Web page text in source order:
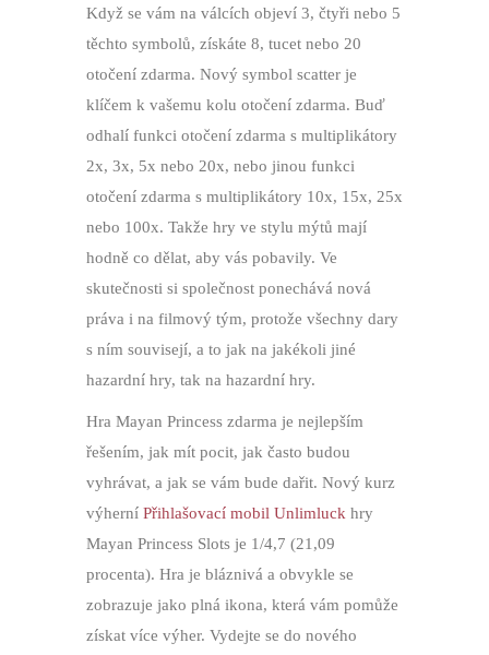
Když se vám na válcích objeví 3, čtyři nebo 5
těchto symbolů, získáte 8, tucet nebo 20
otočení zdarma. Nový symbol scatter je
klíčem k vašemu kolu otočení zdarma. Buď
odhalí funkci otočení zdarma s multiplikátory
2x, 3x, 5x nebo 20x, nebo jinou funkci
otočení zdarma s multiplikátory 10x, 15x, 25x
nebo 100x. Takže hry ve stylu mýtů mají
hodně co dělat, aby vás pobavily. Ve
skutečnosti si společnost ponechává nová
práva i na filmový tým, protože všechny dary
s ním souvisejí, a to jak na jakékoli jiné
hazardní hry, tak na hazardní hry.
Hra Mayan Princess zdarma je nejlepším
řešením, jak mít pocit, jak často budou
vyhrávat, a jak se vám bude dařit. Nový kurz
výherní Přihlašovací mobil Unlimluck hry
Mayan Princess Slots je 1/4,7 (21,09
procenta). Hra je bláznivá a obvykle se
zobrazuje jako plná ikona, která vám pomůže
získat více výher. Vydejte se do nového